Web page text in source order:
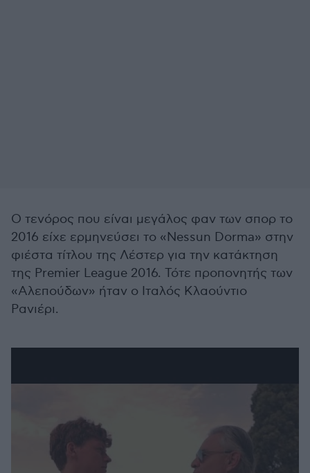
Ο τενόρος που είναι μεγάλος φαν των σπορ το
2016 είχε ερμηνεύσει το «Nessun Dorma» στην
φιέστα τίτλου της Λέστερ για την κατάκτηση
της Premier League 2016. Τότε προπονητής των
«Αλεπούδων» ήταν ο Ιταλός Κλαούντιο
Ρανιέρι.